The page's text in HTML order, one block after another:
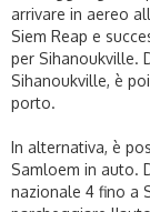
arrivare in aereo
Siem Reap e
per Sihanoukville.
Sihanoukville, è
porto.
In alternativa, è
Samloem in auto.
nazionale 4 fino a